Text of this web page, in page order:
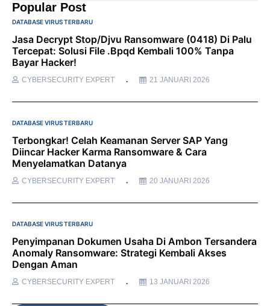
Popular Post
DATABASE VIRUS TERBARU
Jasa Decrypt Stop/Djvu Ransomware (0418) Di Palu
Tercepat: Solusi File .bpqd Kembali 100% Tanpa
Bayar Hacker!
CYBERSECURITY EXPERT 21 JANUARI 2026
DATABASE VIRUS TERBARU
Terbongkar! Celah Keamanan Server SAP Yang
Diincar Hacker Karma Ransomware & Cara
Menyelamatkan Datanya
CYBERSECURITY EXPERT 20 JANUARI 2026
DATABASE VIRUS TERBARU
Penyimpanan Dokumen Usaha Di Ambon Tersandera
Anomaly Ransomware: Strategi Kembali Akses
Dengan Aman
CYBERSECURITY EXPERT 13 JANUARI 2026